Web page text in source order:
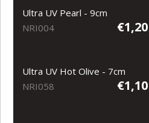
Ultra UV Pearl - 9cm
NRI004
€1,20
Ultra UV Hot Olive - 7cm
NRI058
€1,10